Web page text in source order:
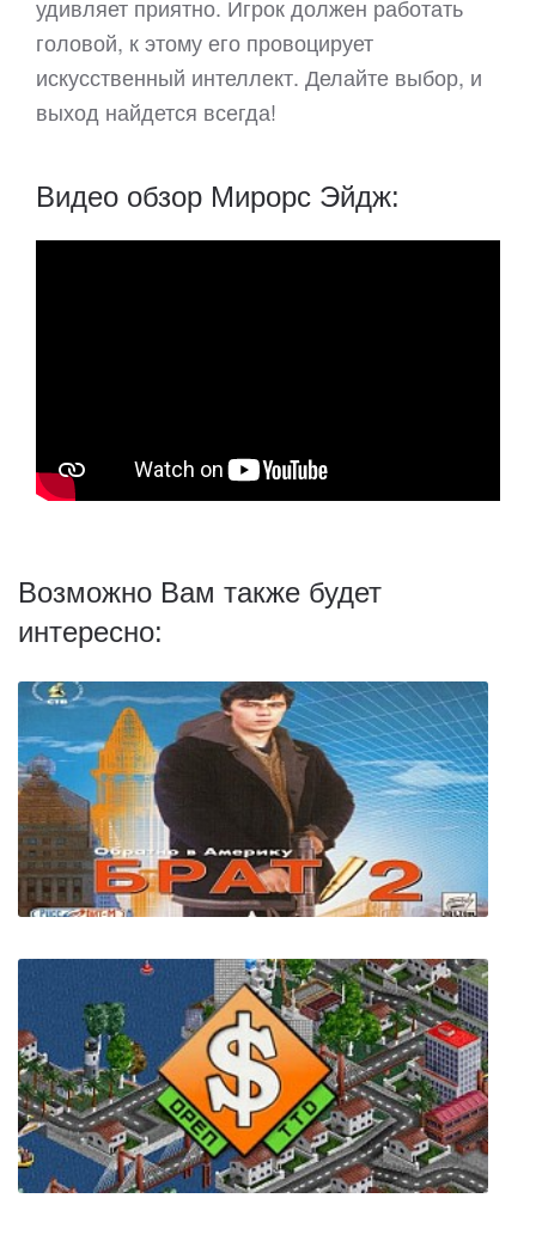
удивляет приятно. Игрок должен работать
головой, к этому его провоцирует
искусственный интеллект. Делайте выбор, и
выход найдется всегда!
Видео обзор Мирорс Эйдж:
Возможно Вам также будет
интересно:
Брат 2: Обратно в Америку